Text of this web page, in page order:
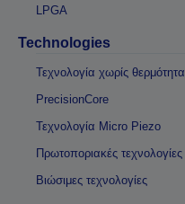
LPGA
Technologies
Τεχνολογία χωρίς θερμότητα
PrecisionCore
Τεχνολογία Micro Piezo
Πρωτοποριακές τεχνολογίες
Βιώσιμες τεχνολογίες